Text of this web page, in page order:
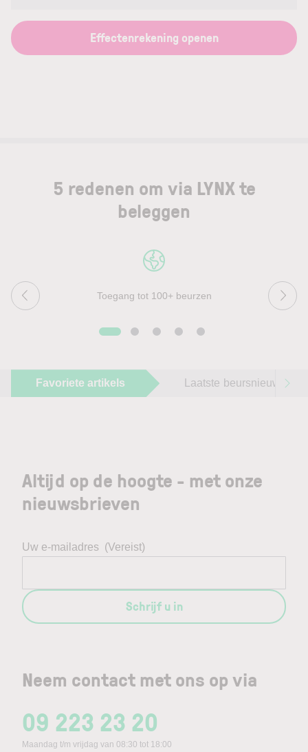
Effectenrekening openen
5 redenen om via LYNX te
beleggen
Toegang tot 100+ beurzen
Favoriete artikels Laatste beursnieuws
Neem contact met ons op via
09 223 23 20
Maandag t/m vrijdag van 08:30 tot 18:00
Altijd op de hoogte - met onze
nieuwsbrieven
Uw e-mailadres (Vereist)
Schrijf u in